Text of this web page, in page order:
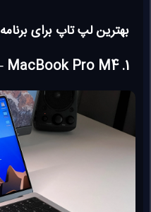
بهترین لپ تاپ برای برنامه
1. MacBook Pro M4 – بهترین انتخاب حرفه‌ای